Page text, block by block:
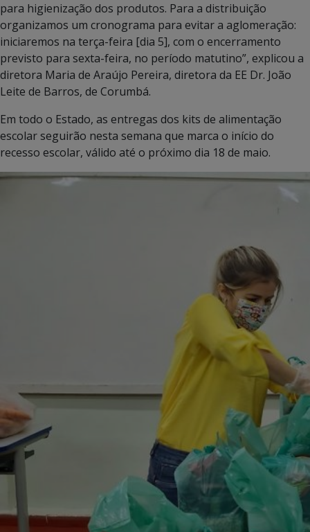
para higienização dos produtos. Para a distribuição
organizamos um cronograma para evitar a aglomeração:
iniciaremos na terça-feira [dia 5], com o encerramento
previsto para sexta-feira, no período matutino”, explicou a
diretora Maria de Araújo Pereira, diretora da EE Dr. João
Leite de Barros, de Corumbá.
Em todo o Estado, as entregas dos kits de alimentação
escolar seguirão nesta semana que marca o início do
recesso escolar, válido até o próximo dia 18 de maio.